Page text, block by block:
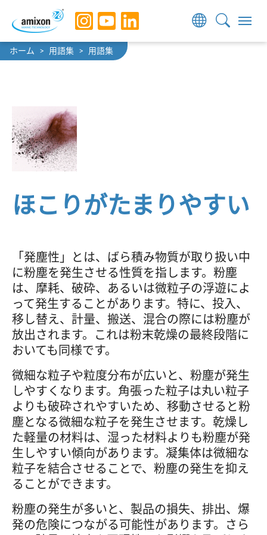
Skip to main navigation
Skip to main content
Skip to page footer
You are here:
ホーム 用語集 用語集
ほこりがたまりやすい
「発塵性」とは、ばら積み物質が取り扱い中
に粉塵を発生させる性質を指します。粉塵
は、摩耗、破砕、あるいは微粒子の浮遊によ
って発生することがあります。特に、投入、
移し替え、計量、搬送、混合の際には粉塵が
放出されます。これは粉末乾燥の最終段階に
おいても同様です。
微細な粒子や粒度分布が広いと、粉塵が発生
しやすくなります。角張った粒子は丸い粒子
よりも破砕されやすいため、移動させると粉
塵となる微細な粒子を発生させます。乾燥し
た軽量の材料は、湿った材料よりも粉塵が発
生しやすい傾向があります。凝集体は微細な
粒子を結合させることで、粉塵の発生を抑え
ることができます。
粉塵の発生が多いと、製品の損失、排出、爆
発の危険につながる可能性があります。さら